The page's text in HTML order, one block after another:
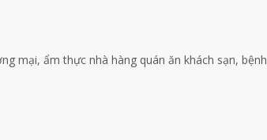
mại, ẩm thực nhà hàng quán ăn khách sạn, bệnh